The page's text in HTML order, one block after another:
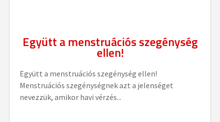
Együtt a menstruációs szegénység
ellen!
Együtt a menstruációs szegénység ellen!
Menstruációs szegénységnek azt a jelenséget
nevezzük, amikor havi vérzés...